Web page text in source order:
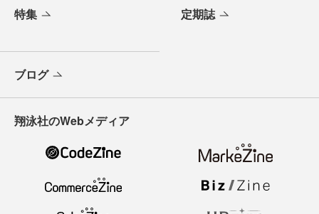
特集 定期誌
ブログ
翔泳社のWebメディア